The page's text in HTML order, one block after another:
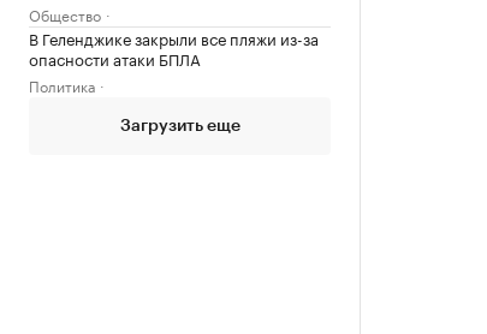
Общество
В Геленджике закрыли все пляжи из-за
опасности атаки БПЛА
Политика
Загрузить еще